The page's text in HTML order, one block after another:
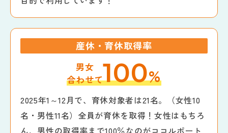
産休・育休取得率
男女
合わせて100%
2025年1～12月で、育休対象者は21名。（女性10
名・男性11名）全員が育休を取得！女性はもちろ
ん、男性の取得率まで100％なのがココルポート